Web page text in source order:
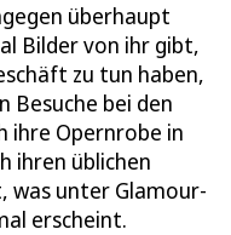
überhaupt
Bilder von ihr gibt,
zu tun haben,
Besuche bei den
ihre Opernrobe in
ihren üblichen
was unter Glamour-
erscheint.